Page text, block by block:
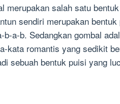
merupakan salah satu
sendiri merupakan
b-a-b. Sedangkan gombal
kata romantis yang sedikit
sebuah bentuk puisi yang